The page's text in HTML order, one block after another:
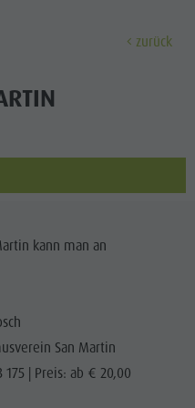
Der
Die
Dolomiten
HIGHLIGHTS
BUCHEN
zurück
kann man an
San Martin
175 | Preis: ab € 20,00